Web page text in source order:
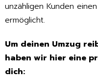
unzähligen Kunden
ermöglicht.
Um deinen Umzug
haben wir hier eine
dich: